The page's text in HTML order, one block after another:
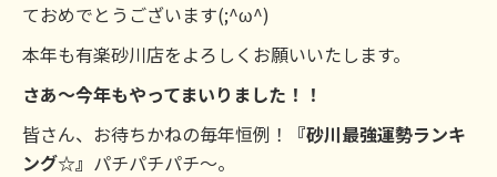
ておめでとうございます(;^ω^)
本年も有楽砂川店をよろしくお願いいたします。
さあ～今年もやってまいりました！！
皆さん、お待ちかねの毎年恒例！
『砂川最強運勢ランキ
ング☆』 パチパチパチ～。